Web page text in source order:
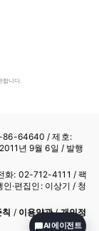
합니다.
86-64640 / 제호:
년 9월 6일 / 발행
화: 02-712-4111 / 팩
·편집인: 이상기 / 청
/ 이용약관/개인정
AI 에이전트